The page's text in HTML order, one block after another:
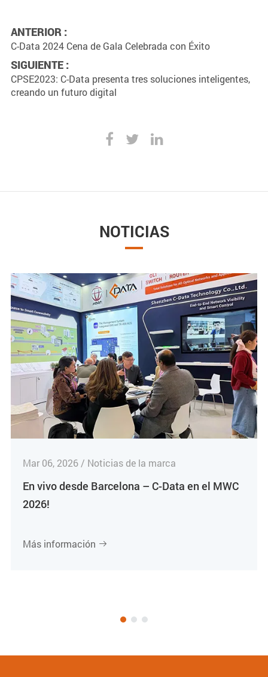
ANTERIOR :
C-Data 2024 Cena de Gala Celebrada con Éxito
SIGUIENTE :
CPSE2023: C-Data presenta tres soluciones inteligentes,
creando un futuro digital
NOTICIAS
Mar 06, 2026 / Noticias de la marca
En vivo desde Barcelona – C-Data en el MWC
2026!
Más información 